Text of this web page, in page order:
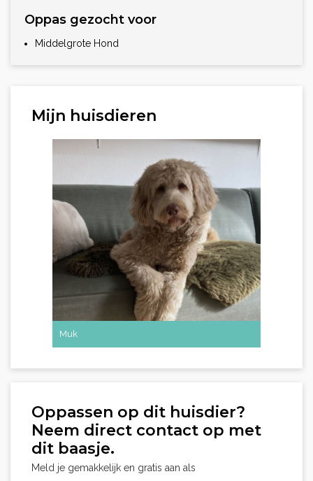
Oppas gezocht voor
Middelgrote Hond
Mijn huisdieren
Muk
Oppassen op dit huisdier?
Neem direct contact op met
dit baasje.
Meld je gemakkelijk en gratis aan als